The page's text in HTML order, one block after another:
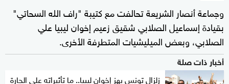
وجماعة أنصار الشريعة تحالفت مع كتيبة "راف الله السحاتي"
بقيادة إسماعيل الصلابي شقيق زعيم إخوان ليبيا علي
الصلابي، وبعض الميليشيات المتطرفة الأخرى.
أخبار ذات صلة
زلزال تونس يهز إخوان ليبيا.. ما تأثيراته على الجارة